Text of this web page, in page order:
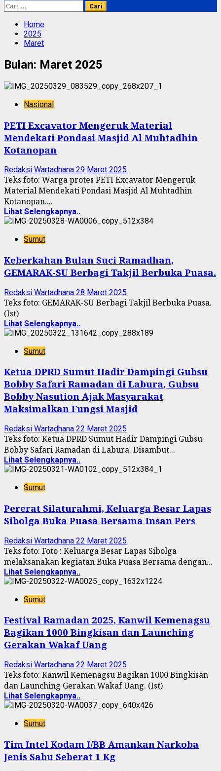
Cari
untuk:
Home
2025
Maret
Bulan: Maret 2025
Nasional
PETI Excavator Mengeruk Material
Mendekati Pondasi Masjid Al Muhtadhin
Kotanopan
Redaksi Wartadhana 29 Maret 2025
Teks foto: Warga protes PETI Excavator Mengeruk
Material Mendekati Pondasi Masjid Al Muhtadhin
Kotanopan....
Lihat Selengkapnya..
Sumut
Keberkahan Bulan Suci Ramadhan,
GEMARAK-SU Berbagi Takjil Berbuka Puasa.
Redaksi Wartadhana 28 Maret 2025
Teks foto: GEMARAK-SU Berbagi Takjil Berbuka Puasa.
(Ist)
Lihat Selengkapnya..
Sumut
Ketua DPRD Sumut Hadir Dampingi Gubsu
Bobby Safari Ramadan di Labura, Gubsu
Bobby Nasution Ajak Masyarakat
Maksimalkan Fungsi Masjid
Redaksi Wartadhana 22 Maret 2025
Teks foto: Ketua DPRD Sumut Hadir Dampingi Gubsu
Bobby Safari Ramadan di Labura. Disambut...
Lihat Selengkapnya..
Sumut
Pererat Silaturahmi, Keluarga Besar Lapas
Sibolga Buka Puasa Bersama Insan Pers
Redaksi Wartadhana 22 Maret 2025
Teks foto: Foto : Keluarga Besar Lapas Sibolga
melaksanakan kegiatan Buka Puasa Bersama dengan...
Lihat Selengkapnya..
Sumut
Festival Ramadan 2025, Kanwil Kemenagsu
Bagikan 1000 Bingkisan dan Launching
Gerakan Wakaf Uang
Redaksi Wartadhana 22 Maret 2025
Teks foto: Kanwil Kemenagsu Bagikan 1000 Bingkisan
dan Launching Gerakan Wakaf Uang. (Ist)
Lihat Selengkapnya..
Sumut
Tim Intel Kodam I/BB Amankan Narkoba
Jenis Sabu Seberat 1 Kg